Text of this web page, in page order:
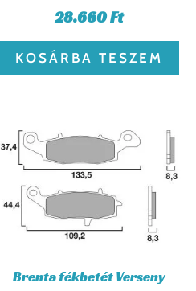
28.660Ft
KOSÁRBA TESZEM
Brenta fékbetét Verseny